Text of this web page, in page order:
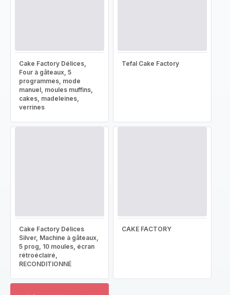
Cake Factory Délices,
Four à gâteaux, 5
programmes, mode
manuel, moules muffins,
cakes, madeleines,
verrines
Tefal Cake Factory
Cake Factory Délices
Silver, Machine à gâteaux,
5 prog, 10 moules, écran
rétroéclairé,
RECONDITIONNÉ
CAKE FACTORY